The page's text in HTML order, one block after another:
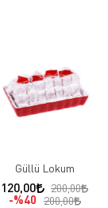
Güllü Lokum
120,00
200,00
%40 200,00